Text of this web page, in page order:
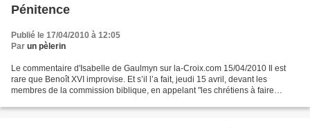
Pénitence
Publié le 17/04/2010 à 12:05
Par un pèlerin
Le commentaire d'Isabelle de Gaulmyn sur la-Croix.com 15/04/2010 Il est
rare que Benoît XVI improvise. Et s’il l’a fait, jeudi 15 avril, devant les
membres de la commission biblique, en appelant "les chrétiens à faire